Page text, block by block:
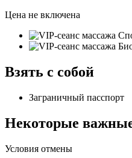
Цена не включена
Взять с собой
Заграничный пасспорт
Некоторые
Условия отмены